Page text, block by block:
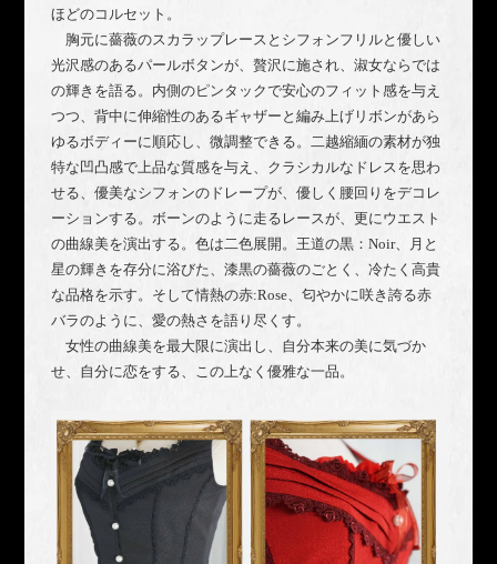
ほどのコルセット。
胸元に薔薇のスカラップレースとシフォンフリルと優しい
光沢感のあるパールボタンが、贅沢に施され、淑女ならでは
の輝きを語る。内側のピンタックで安心のフィット感を与え
つつ、背中に伸縮性のあるギャザーと編み上げリボンがあら
ゆるボディーに順応し、微調整できる。二越縮緬の素材が独
特な凹凸感で上品な質感を与え、クラシカルなドレスを思わ
せる、優美なシフォンのドレープが、優しく腰回りをデコレ
ーションする。ボーンのように走るレースが、更にウエスト
の曲線美を演出する。色は二色展開。王道の黒：Noir、月と
星の輝きを存分に浴びた、漆黒の薔薇のごとく、冷たく高貴
な品格を示す。そして情熱の赤:Rose、匂やかに咲き誇る赤
バラのように、愛の熱さを語り尽くす。
女性の曲線美を最大限に演出し、自分本来の美に気づか
せ、自分に恋をする、この上なく優雅な一品。